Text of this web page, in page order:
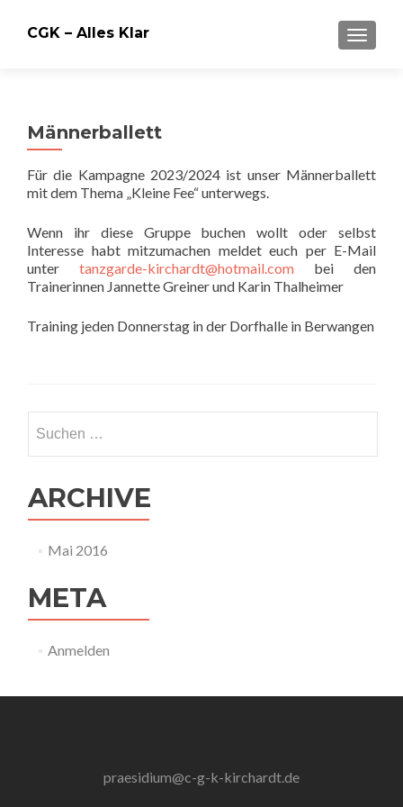
CGK – Alles Klar
Männerballett
Für die Kampagne 2023/2024 ist unser Männerballett
mit dem Thema „Kleine Fee“ unterwegs.
Wenn ihr diese Gruppe buchen wollt oder selbst
Interesse habt mitzumachen meldet euch per E-Mail
unter tanzgarde-kirchardt@hotmail.com bei den
Trainerinnen Jannette Greiner und Karin Thalheimer
Training jeden Donnerstag in der Dorfhalle in Berwangen
nach:
ARCHIVE
Mai 2016
META
Anmelden
praesidium@c-g-k-kirchardt.de